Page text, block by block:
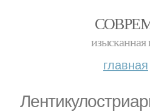
изысканная
главная